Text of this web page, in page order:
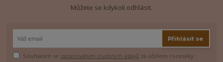
Můžete se kdykoli odhlásit.
Přihlásit se
Souhlasím se zpracováním osobních údajů za účelem rozesílky